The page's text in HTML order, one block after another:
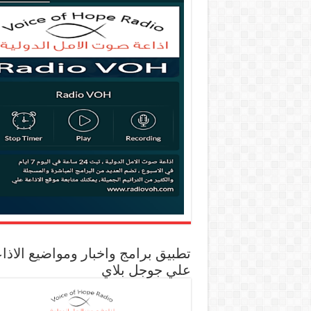
تطبيق برامج واخبار ومواضيع
علي جوجل بلاي